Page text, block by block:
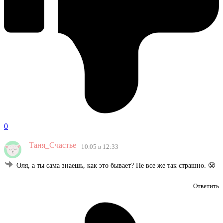
0
Таня_Счастье 10.05 в 12:33
Оля, а ты сама знаешь, как это бывает? Не все же так страшно. 😤
Ответить